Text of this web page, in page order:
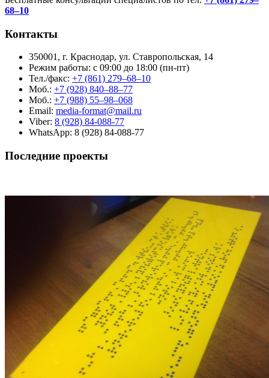
68–10
Контакты
350001, г. Краснодар, ул. Ставропольская, 14
Режим работы: с 09:00 до 18:00 (пн-пт)
Тел./факс: +7 (861) 279–68–10
Моб.: +7 (928) 840–88–77
Моб.: +7 (988) 55–98–068
Email: media-format@mail.ru
Viber: 8 (928) 84-088-77
WhatsApp: 8 (928) 84-088-77
Последние проекты